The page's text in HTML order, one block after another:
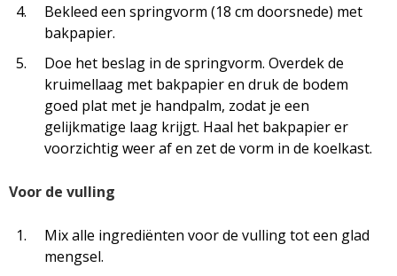
Bekleed een springvorm (18 cm doorsnede) met
bakpapier.
Doe het beslag in de springvorm. Overdek de
kruimellaag met bakpapier en druk de bodem
goed plat met je handpalm, zodat je een
gelijkmatige laag krijgt. Haal het bakpapier er
voorzichtig weer af en zet de vorm in de koelkast.
Voor de vulling
Mix alle ingrediënten voor de vulling tot een glad
mengsel.